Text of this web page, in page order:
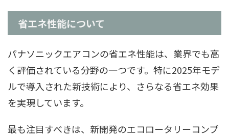
省エネ性能について
パナソニックエアコンの省エネ性能は、業界でも高
く評価されている分野の一つです。特に2025年モデ
ルで導入された新技術により、さらなる省エネ効果
を実現しています。
最も注目すべきは、新開発のエコロータリーコンプ